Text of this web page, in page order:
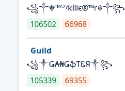
꧁༒☬ᶜᴿᴬᶻᵞkíllє®™r☬༒꧂
106502
66968
Guild
꧁༒Ǥ₳₦ǤֆƬᏋЯ༒꧂
105339
69355